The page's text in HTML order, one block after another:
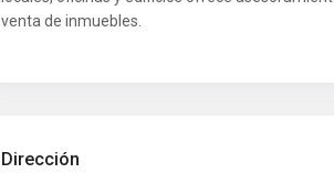
venta de inmuebles.
Dirección